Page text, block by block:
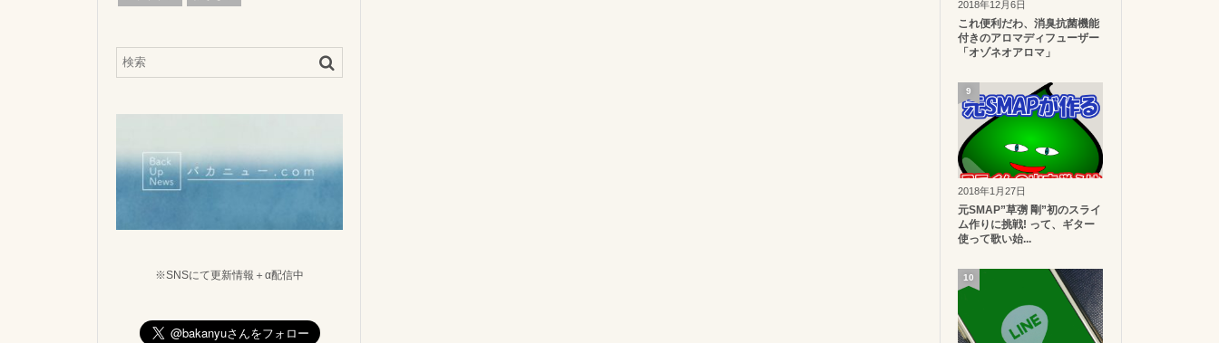
※SNSにて更新情報＋α配信中
2018年12月6日
これ便利だわ、消臭抗菌機能
付きのアロマディフューザー
「オゾネオアロマ」
2018年1月27日
元SMAP”草彅 剛”初のスライ
ム作りに挑戦! って、ギター
使って歌い始...
9
10